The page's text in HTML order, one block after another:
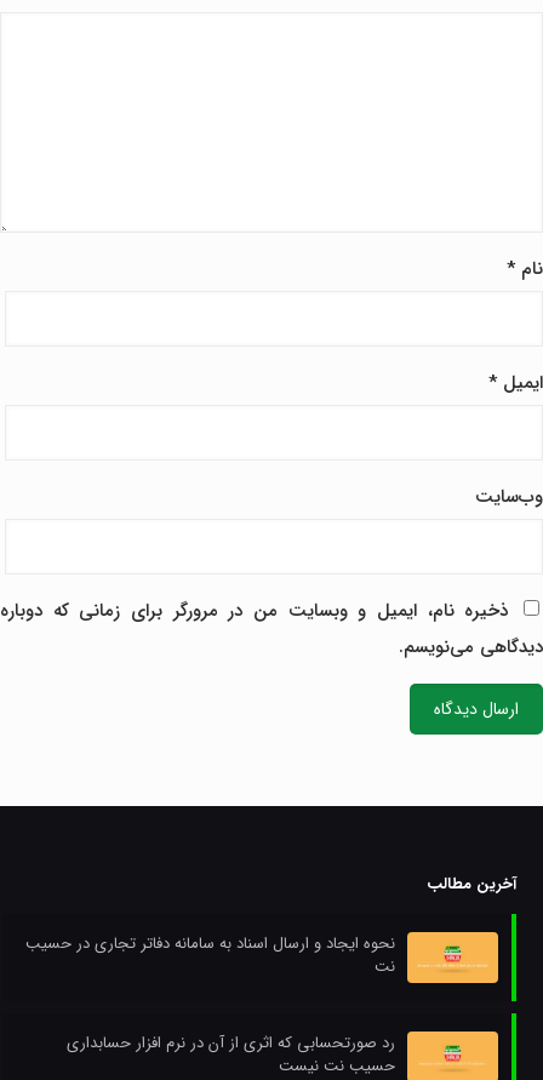
نام*
ایمیل*
وب‌سایت
ذخیره نام، ایمیل و وبسایت من در مرورگر برای زمانی که دوباره
دیدگاهی می‌نویسم.
آخرین مطالب
نحوه ایجاد و ارسال اسناد به سامانه دفاتر تجاری در حسیب
نت
رد صورتحسابی که اثری از آن در نرم افزار حسابداری
حسیب نت نیست